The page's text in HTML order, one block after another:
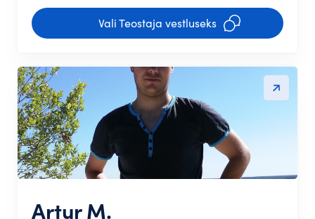
Vali Teostaja vestluseks
Artur M.